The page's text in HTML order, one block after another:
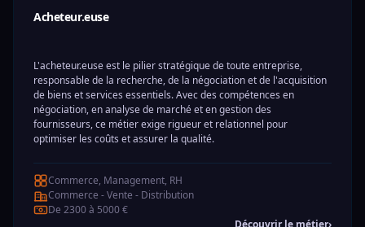
Acheteur.euse
L'acheteur.euse est le pilier stratégique de toute entreprise,
responsable de la recherche, de la négociation et de l'acquisition
de biens et services essentiels. Avec des compétences en
négociation, en analyse de marché et en gestion des
fournisseurs, ce métier exige rigueur et relationnel pour
optimiser les coûts et assurer la qualité.
Commerce, Management, RH
Commerce - Vente - Distribution
De 2300 à 5000 €
Découvrir le métier›